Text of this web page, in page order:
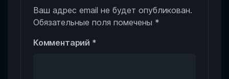
Ваш адрес email не будет опубликован.
Обязательные поля помечены *
Комментарий *